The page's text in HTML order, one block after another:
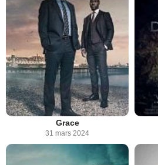
Grace
31 mars 2024